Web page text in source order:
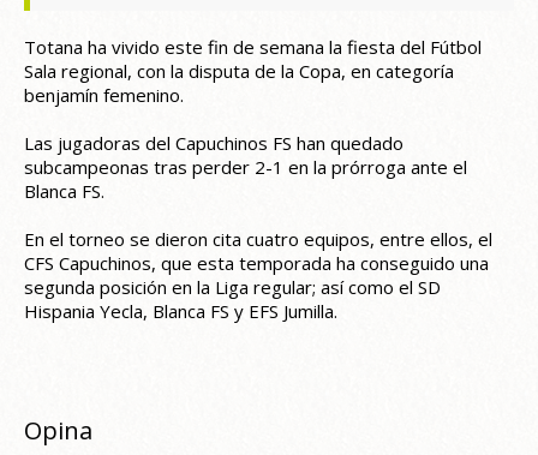
Totana ha vivido este fin de semana la fiesta del Fútbol
Sala regional, con la disputa de la Copa, en categoría
benjamín femenino.
Las jugadoras del Capuchinos FS han quedado
subcampeonas tras perder 2-1 en la prórroga ante el
Blanca FS.
En el torneo se dieron cita cuatro equipos, entre ellos, el
CFS Capuchinos, que esta temporada ha conseguido una
segunda posición en la Liga regular; así como el SD
Hispania Yecla, Blanca FS y EFS Jumilla.
Opina